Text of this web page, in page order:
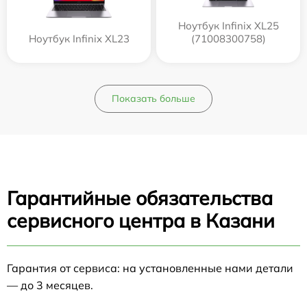
Ноутбук Infinix XL23
Ноутбук Infinix XL25
(71008300758)
Показать больше
Гарантийные обязательства
сервисного центра в Казани
Гарантия от сервиса: на установленные нами детали
— до 3 месяцев.